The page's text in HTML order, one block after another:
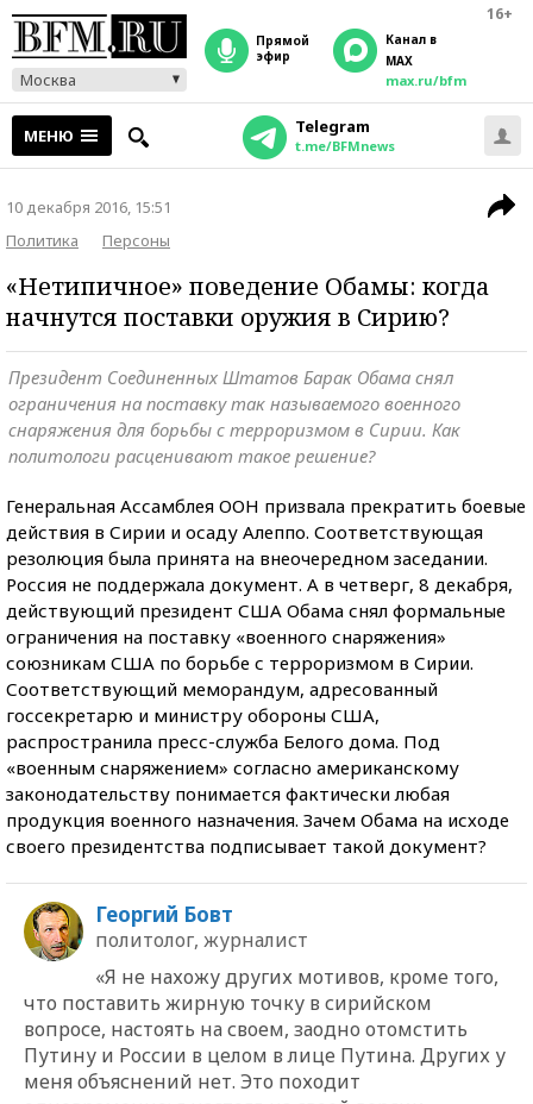
16+
Москва
прямой
эфир
Канал в
MAX
max.ru/bfm
МЕНЮ Telegram
t.me/BFMnews
10 декабря 2016, 15:51
Политика
Персоны
«Нетипичное» поведение Обамы: когда
начнутся поставки оружия в Сирию?
Президент Соединенных Штатов Барак Обама снял
ограничения на поставку так называемого военного
снаряжения для борьбы с терроризмом в Сирии. Как
политологи расценивают такое решение?
Генеральная Ассамблея ООН призвала прекратить боевые
действия в Сирии и осаду Алеппо. Соответствующая
резолюция была принята на внеочередном заседании.
Россия не поддержала документ. А в четверг, 8 декабря,
действующий президент США Обама снял формальные
ограничения на поставку «военного снаряжения»
союзникам США по борьбе с терроризмом в Сирии.
Соответствующий меморандум, адресованный
госсекретарю и министру обороны США,
распространила пресс-служба Белого дома. Под
«военным снаряжением» согласно американскому
законодательству понимается фактически любая
продукция военного назначения. Зачем Обама на исходе
своего президентства подписывает такой документ?
Георгий Бовт
политолог, журналист
«Я не нахожу других мотивов, кроме того,
что поставить жирную точку в сирийском
вопросе, настоять на своем, заодно отомстить
Путину и России в целом в лице Путина. Других у
меня объяснений нет. Это походит